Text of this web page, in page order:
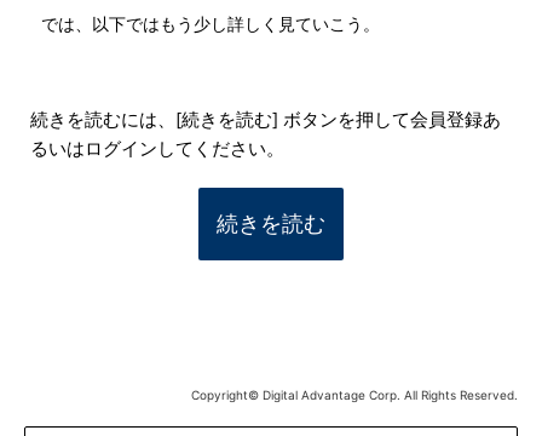
では、以下ではもう少し詳しく見ていこう。
続きを読むには、[続きを読む] ボタンを押して会員登録あ
るいはログインしてください。
続きを読む
Copyright© Digital Advantage Corp. All Rights Reserved.